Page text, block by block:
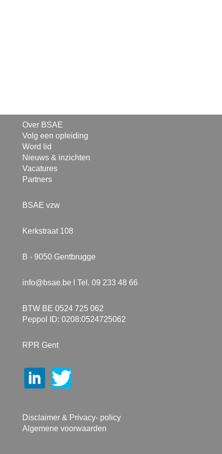
Over BSAE
Volg een opleiding
Word lid
Nieuws & inzichten
Vacatures
Partners
BSAE vzw
Kerkstraat 108
B - 9050 Gentbrugge
info@bsae.be l Tel. 09 233 48 66
BTW BE 0524 725 062
Peppol ID: 0208:0524725062
RPR Gent
Disclaimer & Privacy- policy
Algemene voorwaarden